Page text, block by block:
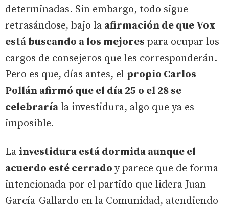
determinadas. Sin embargo, todo sigue
retrasándose, bajo la afirmación de que Vox
está buscando a los mejores para ocupar los
cargos de consejeros que les corresponderán.
Pero es que, días antes, el propio Carlos
Pollán afirmó que el día 25 o el 28 se
celebraría la investidura, algo que ya es
imposible.
La investidura está dormida aunque el
acuerdo esté cerrado y parece que de forma
intencionada por el partido que lidera Juan
García-Gallardo en la Comunidad, atendiendo